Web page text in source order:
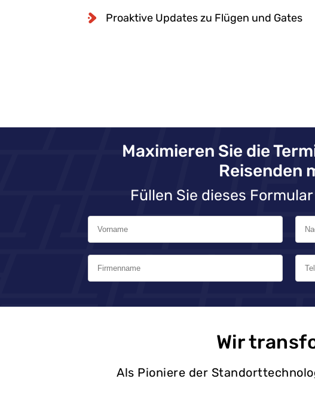
Proaktive Updates zu Flügen und Gates
Maximieren Sie die
Reisenden
Füllen Sie dieses
Wir
Als Pioniere der